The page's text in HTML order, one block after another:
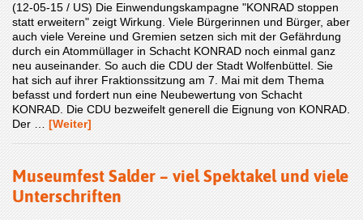
(12-05-15 / US) Die Einwendungskampagne "KONRAD stoppen
statt erweitern" zeigt Wirkung. Viele Bürgerinnen und Bürger, aber
auch viele Vereine und Gremien setzen sich mit der Gefährdung
durch ein Atommüllager in Schacht KONRAD noch einmal ganz
neu auseinander. So auch die CDU der Stadt Wolfenbüttel. Sie
hat sich auf ihrer Fraktionssitzung am 7. Mai mit dem Thema
befasst und fordert nun eine Neubewertung von Schacht
KONRAD. Die CDU bezweifelt generell die Eignung von KONRAD.
Der … [Weiter]
Museumfest Salder – viel Spektakel und viele
Unterschriften